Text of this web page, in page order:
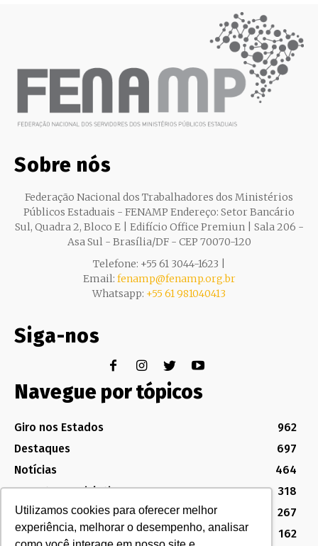
Utilizamos cookies para oferecer melhor
experiência, melhorar o desempenho, analisar
Sobre nós
Federação Nacional dos Trabalhadores dos Ministérios
Públicos Estaduais - FENAMP Endereço: Setor Bancário
Sul, Quadra 2, Bloco E | Edifício Office Premiun | Sala 206 -
Asa Sul - Brasília/DF - CEP 70070-120
Telefone: +55 61 3044-1623 |
Email: fenamp@fenamp.org.br
Whatsapp: +55 61 981040413
Siga-nos
Navegue por tópicos
Giro nos Estados
962
Destaques
697
Notícias
464
Assuntos Legislativos
318
Política Sindical e Institucional
267
Destaques do Legislativo
162